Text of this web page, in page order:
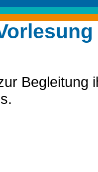
Begleitung